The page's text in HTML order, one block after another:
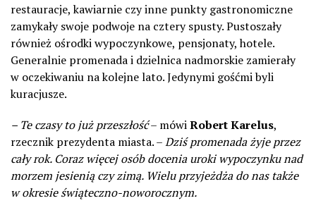
restauracje, kawiarnie czy inne punkty gastronomiczne
zamykały swoje podwoje na cztery spusty. Pustoszały
również ośrodki wypoczynkowe, pensjonaty, hotele.
Generalnie promenada i dzielnica nadmorskie zamierały
w oczekiwaniu na kolejne lato. Jedynymi gośćmi byli
kuracjusze.
– Te czasy to już przeszłość– mówiRobert Karelus,
rzecznik prezydenta miasta. –Dziś promenada żyje przez
cały rok. Coraz więcej osób docenia uroki wypoczynku nad
morzem jesienią czy zimą. Wielu przyjeżdża do nas także
w okresie świąteczno-noworocznym.